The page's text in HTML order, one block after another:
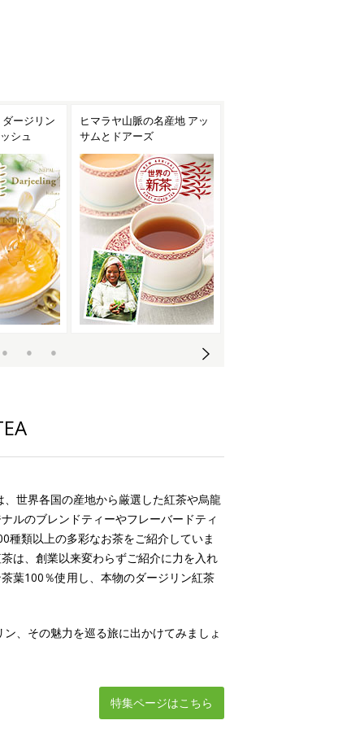
産地 アッ
伝統を守り進化し続けるニ
ルギリの旬のお茶
世界各国の産地から厳選した紅茶や烏龍
ルのブレンドティーやフレーバードティ
種類以上の多彩なお茶をご紹介していま
は、創業以来変わらずご紹介に力を入れ
葉100％使用し、本物のダージリン紅茶
、その魅力を巡る旅に出かけてみましょ
特集ページはこちら